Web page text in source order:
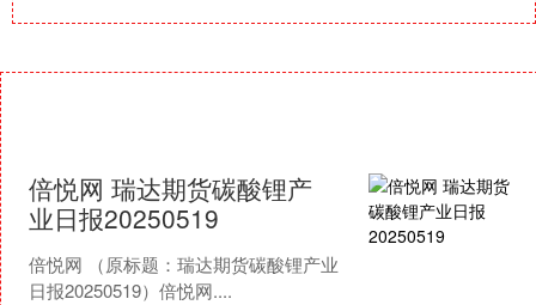
倍悦网 瑞达期货碳酸锂产
业日报20250519
倍悦网 （原标题：瑞达期货碳酸锂产业
日报20250519）倍悦网....